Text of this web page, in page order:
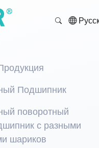
Подшипник
поворотный
с разными
шариков